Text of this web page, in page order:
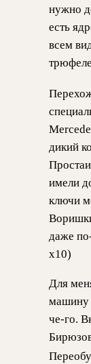
нужно
есть
всем
дикий
имели
ключи
даже
х10)
Для
машину
че-го.